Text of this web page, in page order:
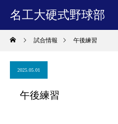
名工大硬式野球部
試合情報 午後練習
2025.05.01
午後練習